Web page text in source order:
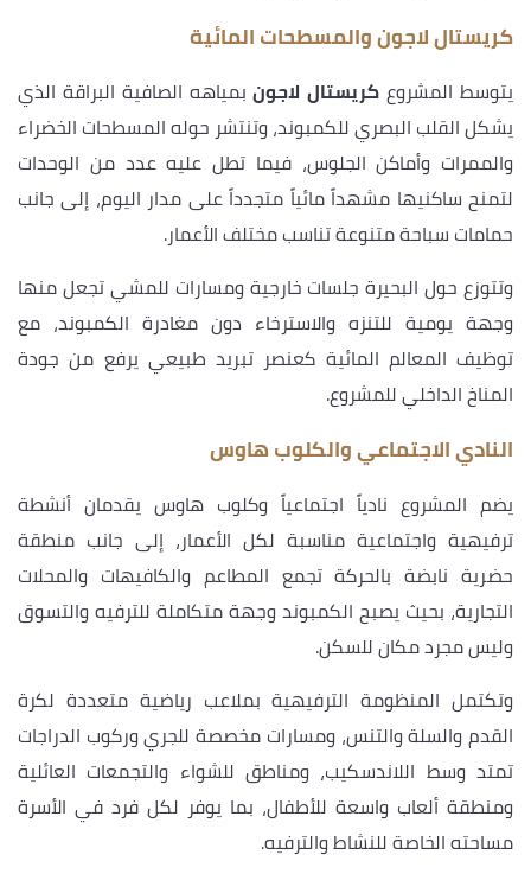
كريستال لاجون والمسطحات المائية
يتوسط المشروع كريستال لاجونبمياهه الصافية البراقة الذي
يشكل القلب البصري للكمبوند، وتنتشر حوله المسطحات الخضراء
والممرات وأماكن الجلوس، فيما تطل عليه عدد من الوحدات
لتمنح ساكنيها مشهداً مائياً متجدداً على مدار اليوم، إلى جانب
حمامات سباحة متنوعة تناسب مختلف الأعمار.
وتتوزع حول البحيرة جلسات خارجية ومسارات للمشي تجعل منها
وجهة يومية للتنزه والاسترخاء دون مغادرة الكمبوند، مع
توظيف المعالم المائية كعنصر تبريد طبيعي يرفع من جودة
المناخ الداخلي للمشروع.
النادي الاجتماعي والكلوب هاوس
يضم المشروع نادياً اجتماعياً وكلوب هاوس يقدمان أنشطة
ترفيهية واجتماعية مناسبة لكل الأعمار، إلى جانب منطقة
حضرية نابضة بالحركة تجمع المطاعم والكافيهات والمحلات
التجارية، بحيث يصبح الكمبوند وجهة متكاملة للترفيه والتسوق
وليس مجرد مكان للسكن.
وتكتمل المنظومة الترفيهية بملاعب رياضية متعددة لكرة
القدم والسلة والتنس، ومسارات مخصصة للجري وركوب الدراجات
تمتد وسط اللاندسكيب، ومناطق للشواء والتجمعات العائلية
ومنطقة ألعاب واسعة للأطفال، بما يوفر لكل فرد في الأسرة
مساحته الخاصة للنشاط والترفيه.